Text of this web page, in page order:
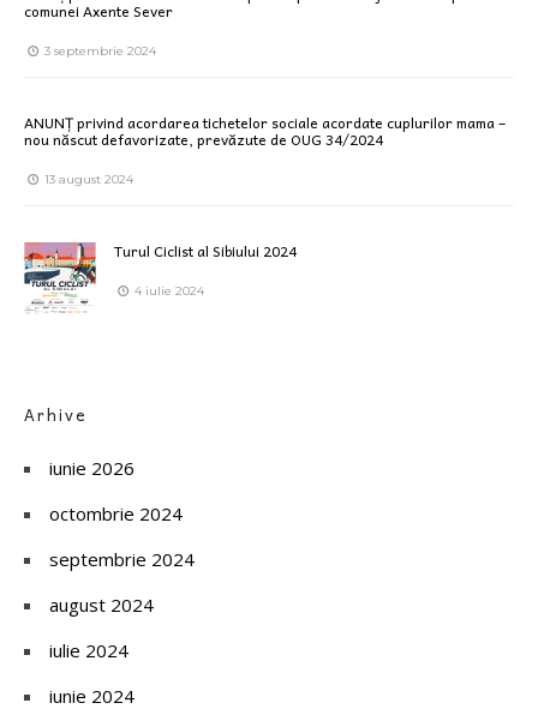
comunei Axente Sever
3 septembrie 2024
ANUNȚ privind acordarea tichetelor sociale acordate cuplurilor mama –
nou născut defavorizate, prevăzute de OUG 34/2024
13 august 2024
Turul Ciclist al Sibiului 2024
4 iulie 2024
Arhive
iunie 2026
octombrie 2024
septembrie 2024
august 2024
iulie 2024
iunie 2024